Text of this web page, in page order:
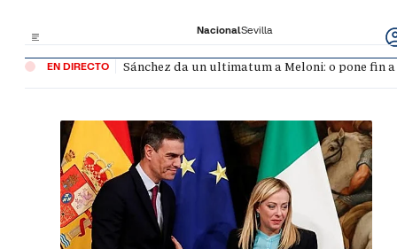
NacionalSevilla
EN DIRECTO Sánchez da un ultimatum a Meloni: o pone fin